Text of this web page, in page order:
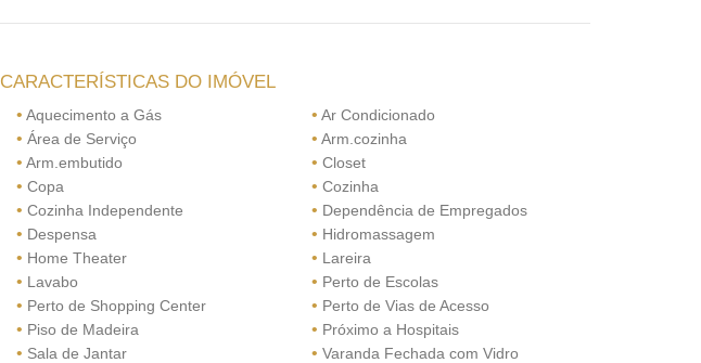
CARACTERÍSTICAS DO IMÓVEL
• Aquecimento a Gás • Ar Condicionado
• Área de Serviço • Arm.cozinha
• Arm.embutido • Closet
• Copa • Cozinha
• Cozinha Independente • Dependência de Empregados
• Despensa • Hidromassagem
• Home Theater • Lareira
• Lavabo • Perto de Escolas
• Perto de Shopping Center • Perto de Vias de Acesso
• Piso de Madeira • Próximo a Hospitais
• Sala de Jantar • Varanda Fechada com Vidro